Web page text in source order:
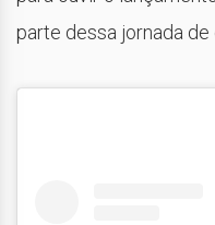
parte dessa jornada